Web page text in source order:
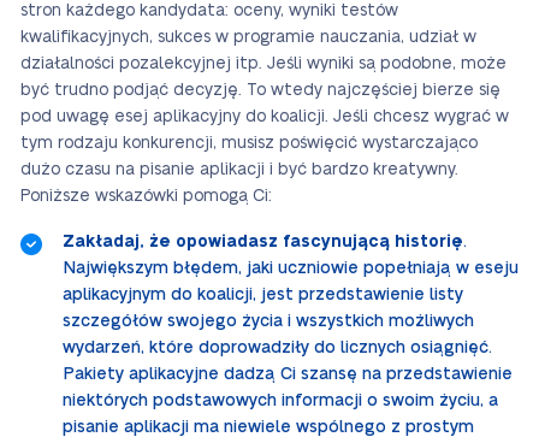
stron każdego kandydata: oceny, wyniki testów
kwalifikacyjnych, sukces w programie nauczania, udział w
działalności pozalekcyjnej itp. Jeśli wyniki są podobne, może
być trudno podjąć decyzję. To wtedy najczęściej bierze się
pod uwagę esej aplikacyjny do koalicji. Jeśli chcesz wygrać w
tym rodzaju konkurencji, musisz poświęcić wystarczająco
dużo czasu na pisanie aplikacji i być bardzo kreatywny.
Poniższe wskazówki pomogą Ci:
Zakładaj, że opowiadasz fascynującą historię.
Największym błędem, jaki uczniowie popełniają w eseju
aplikacyjnym do koalicji, jest przedstawienie listy
szczegółów swojego życia i wszystkich możliwych
wydarzeń, które doprowadziły do licznych osiągnięć.
Pakiety aplikacyjne dadzą Ci szansę na przedstawienie
niektórych podstawowych informacji o swoim życiu, a
pisanie aplikacji ma niewiele wspólnego z prostym